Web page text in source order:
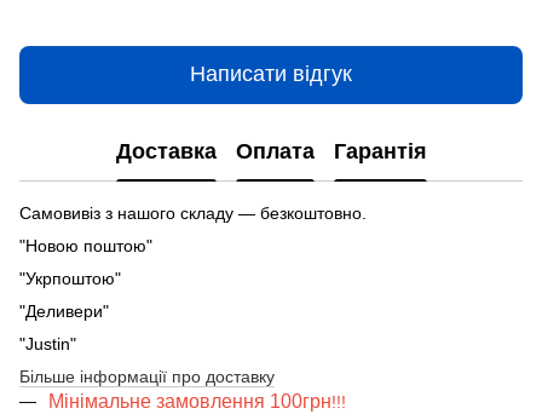
Написати відгук
Доставка Оплата Гарантія
Самовивіз з нашого складу — безкоштовно.
"Новою поштою"
"Укрпоштою"
"Деливери"
"Justin"
Більше інформації про доставку
Мінімальне замовлення 100грн!!!